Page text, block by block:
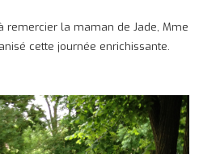
remercier la maman de Jade, Mme
cette journée enrichissante.